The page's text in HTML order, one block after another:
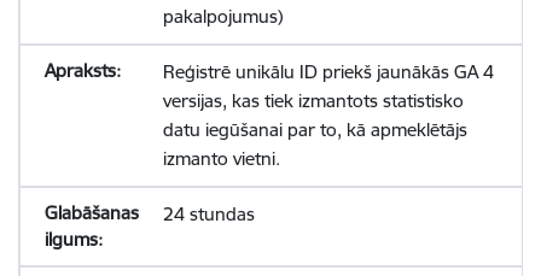
pakalpojumus)
Reģistrē unikālu ID priekš jaunākās GA 4
versijas, kas tiek izmantots statistisko
datu iegūšanai par to, kā apmeklētājs
izmanto vietni.
24 stundas